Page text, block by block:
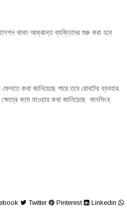
থাকা আক্রান্ত ব্যক্তিদের শুরু করা হবে
ফেলতেকথা জানিয়েছে পারে তবে রোবটের ব্যবহার
কমে যাওয়ার কথা জানিয়েছে মানসিংহ
Twitter Pinterest Linkedin